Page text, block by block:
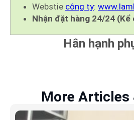
Webstie công ty:
Nhận đặt hàng 24/24
Hân hạnh
More Articles